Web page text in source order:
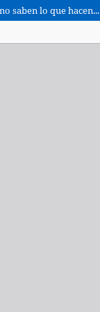
saben lo que hacen...